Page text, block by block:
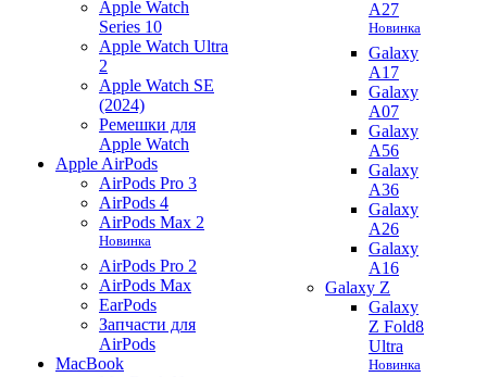
Apple Watch
Series 10
Apple Watch Ultra
2
Apple Watch SE
(2024)
Ремешки для
Apple Watch
Apple AirPods
AirPods Pro 3
AirPods 4
AirPods Max 2
Новинка
AirPods Pro 2
AirPods Max
EarPods
Запчасти для
AirPods
MacBook
A27
Новинка
Galaxy
A17
Galaxy
A07
Galaxy
A56
Galaxy
A36
Galaxy
A26
Galaxy
A16
Galaxy Z
Galaxy
Z Fold8
Ultra
Новинка